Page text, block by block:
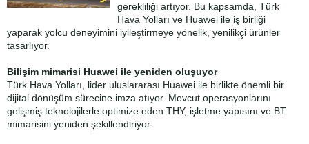
gerekliliği artıyor. Bu kapsamda, Türk
Hava Yolları ve Huawei ile iş birliği
yaparak yolcu deneyimini iyileştirmeye yönelik, yenilikçi ürünler
tasarlıyor.
Bilişim mimarisi Huawei ile yeniden oluşuyor
Türk Hava Yolları, lider uluslararası Huawei ile birlikte önemli bir
dijital dönüşüm sürecine imza atıyor. Mevcut operasyonlarını
gelişmiş teknolojilerle optimize eden THY, işletme yapısını ve BT
mimarisini yeniden şekillendiriyor.